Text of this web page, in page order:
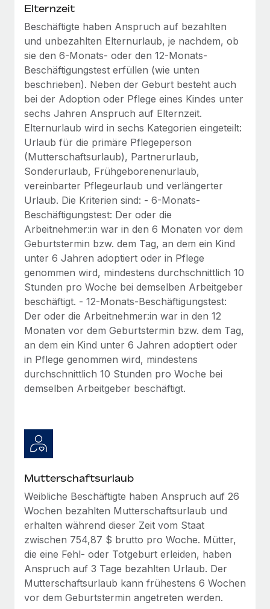
Elternzeit
Beschäftigte haben Anspruch auf bezahlten
und unbezahlten Elternurlaub, je nachdem, ob
sie den 6-Monats- oder den 12-Monats-
Beschäftigungstest erfüllen (wie unten
beschrieben). Neben der Geburt besteht auch
bei der Adoption oder Pflege eines Kindes unter
sechs Jahren Anspruch auf Elternzeit.
Elternurlaub wird in sechs Kategorien eingeteilt:
Urlaub für die primäre Pflegeperson
(Mutterschaftsurlaub), Partnerurlaub,
Sonderurlaub, Frühgeborenenurlaub,
vereinbarter Pflegeurlaub und verlängerter
Urlaub. Die Kriterien sind: - 6-Monats-
Beschäftigungstest: Der oder die
Arbeitnehmer:in war in den 6 Monaten vor dem
Geburtstermin bzw. dem Tag, an dem ein Kind
unter 6 Jahren adoptiert oder in Pflege
genommen wird, mindestens durchschnittlich 10
Stunden pro Woche bei demselben Arbeitgeber
beschäftigt. - 12-Monats-Beschäftigungstest:
Der oder die Arbeitnehmer:in war in den 12
Monaten vor dem Geburtstermin bzw. dem Tag,
an dem ein Kind unter 6 Jahren adoptiert oder
in Pflege genommen wird, mindestens
durchschnittlich 10 Stunden pro Woche bei
demselben Arbeitgeber beschäftigt.
Mutterschaftsurlaub
Weibliche Beschäftigte haben Anspruch auf 26
Wochen bezahlten Mutterschaftsurlaub und
erhalten während dieser Zeit vom Staat
zwischen 754,87 $ brutto pro Woche. Mütter,
die eine Fehl- oder Totgeburt erleiden, haben
Anspruch auf 3 Tage bezahlten Urlaub. Der
Mutterschaftsurlaub kann frühestens 6 Wochen
vor dem Geburtstermin angetreten werden.